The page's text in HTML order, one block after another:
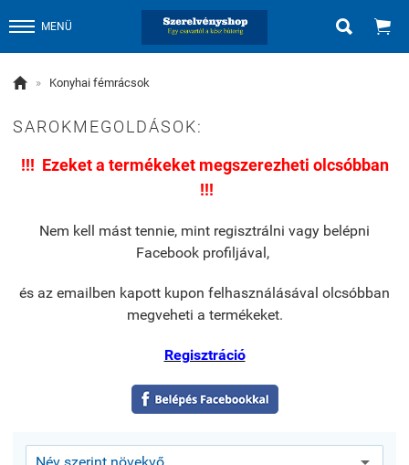
MENÜ  
 » Konyhai fémrácsok
SAROKMEGOLDÁSOK:
!!! Ezeket a termékeket megszerezheti olcsóbban
!!!
Nem kell mást tennie, mint regisztrálni vagy belépni
Facebook profiljával,
és az emailben kapott kupon felhasználásával olcsóbban
megveheti a termékeket.
Regisztráció